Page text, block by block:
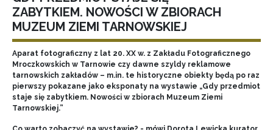
ZABYTKIEM. NOWOŚCI W ZBIORACH
MUZEUM ZIEMI TARNOWSKIEJ
Aparat fotograficzny z lat 20. XX w. z Zakładu Fotograficznego
Mroczkowskich w Tarnowie czy dawne szyldy reklamowe
tarnowskich zakładów – m.in. te historyczne obiekty będą po raz
pierwszy pokazane jako eksponaty na wystawie „Gdy przedmiot
staje się zabytkiem. Nowości w zbiorach Muzeum Ziemi
Tarnowskiej.”